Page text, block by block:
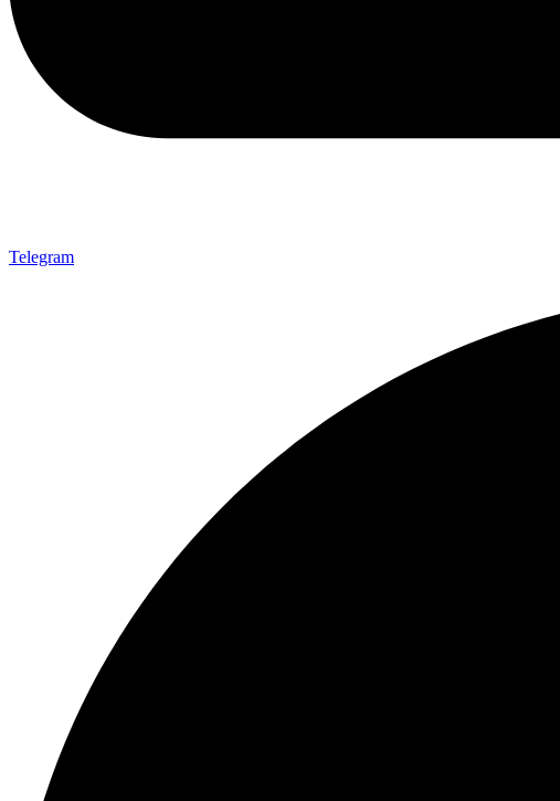
Telegram